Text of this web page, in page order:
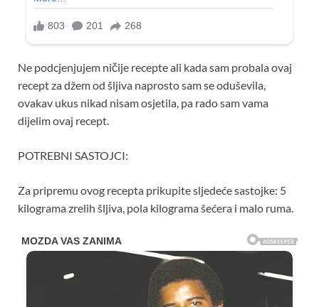
Ne podcjenjujem ničije recepte ali kada sam probala ovaj
recept za džem od šljiva naprosto sam se oduševila,
ovakav ukus nikad nisam osjetila, pa rado sam vama
dijelim ovaj recept.
POTREBNI SASTOJCI:
Za pripremu ovog recepta prikupite sljedeće sastojke: 5
kilograma zrelih šljiva, pola kilograma šećera i malo ruma.